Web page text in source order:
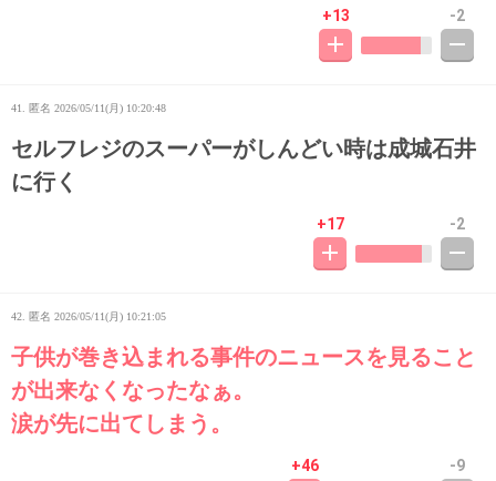
+13 -2
41. 匿名 2026/05/11(月) 10:20:48
セルフレジのスーパーがしんどい時は成城石井
に行く
+17 -2
42. 匿名 2026/05/11(月) 10:21:05
子供が巻き込まれる事件のニュースを見ること
が出来なくなったなぁ。
涙が先に出てしまう。
+46 -9